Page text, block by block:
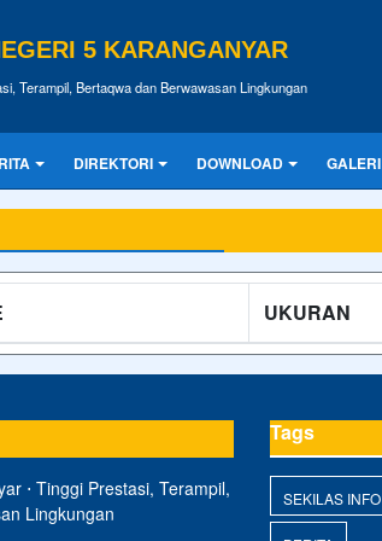
5 KARANGANYAR
Terampil, Bertaqwa dan Berwawasan Lingkungan
DIREKTORI DOWNLOAD GALERI
UKURAN
⋅ Tinggi Prestasi, Terampil,
Lingkungan
Tags
SEKILAS INFO